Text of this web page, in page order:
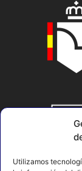
Utilizamos